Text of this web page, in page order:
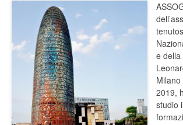
e della
2019,
studio